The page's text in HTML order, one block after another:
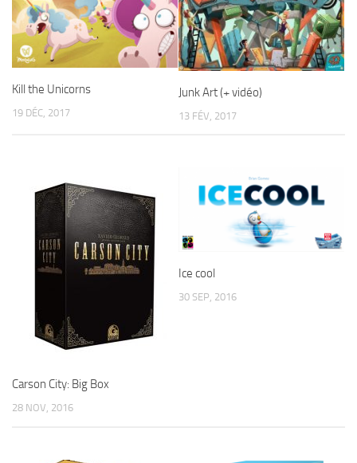
Kill the Unicorns
19 DÉC, 2017
Junk Art (+ vidéo)
13 FÉV, 2017
Carson City: Big Box
28 NOV, 2016
Ice cool
30 SEP, 2016